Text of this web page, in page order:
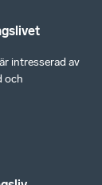
intresserad av
och